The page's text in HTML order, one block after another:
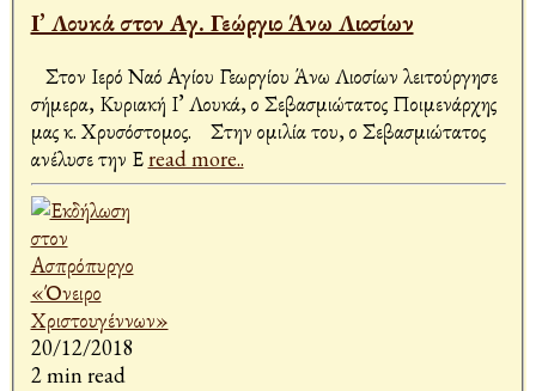
Ι’ Λουκά στον Αγ. Γεώργιο Άνω Λιοσίων
Στον Ιερό Ναό Αγίου Γεωργίου Άνω Λιοσίων λειτούργησε
σήμερα, Κυριακή Ι’ Λουκά, ο Σεβασμιώτατος Ποιμενάρχης
μας κ. Χρυσόστομος. Στην ομιλία του, ο Σεβασμιώτατος
ανέλυσε την Εread more..
20/12/2018
2 min read